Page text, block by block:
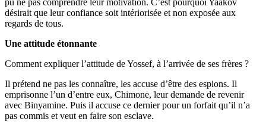
pu ne pas comprendre leur motivation. C’est pourquoi Yaakov
désirait que leur confiance soit intériorisée et non exposée aux
regards de tous.
Une attitude étonnante
Comment expliquer l’attitude de Yossef, à l’arrivée de ses frères ?
Il prétend ne pas les connaître, les accuse d’être des espions. Il
emprisonne l’un d’entre eux, Chimone, leur demande de revenir
avec Binyamine. Puis il accuse ce dernier pour un forfait qu’il n’a
pas commis et veut en faire son esclave.